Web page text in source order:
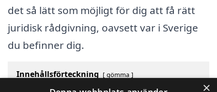
det så lätt som möjligt för dig att få rätt
juridisk rådgivning, oavsett var i Sverige
du befinner dig.
Innehållsförteckning gömma
Översikt över svenska städer som börjar med Y ×